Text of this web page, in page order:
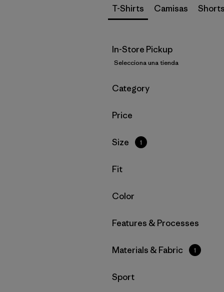
T-Shirts Camisas Shorts
In-Store Pickup
Selecciona una tienda
Filtrar por
Category
Filtrar por
Price
Filtrar por
Size 1
Filtrar por
Fit
Filtrar por
Color
Filtrar por
Features & Processes
Filtrar por
Materials & Fabric 1
Filtrar por
Sport